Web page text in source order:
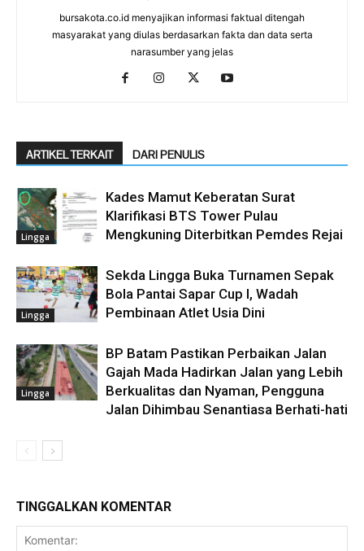
bursakota.co.id menyajikan informasi faktual ditengah
masyarakat yang diulas berdasarkan fakta dan data serta
narasumber yang jelas
ARTIKEL TERKAIT DARI PENULIS
Lingga
Kades Mamut Keberatan Surat
Klarifikasi BTS Tower Pulau
Mengkuning Diterbitkan Pemdes Rejai
Lingga
Sekda Lingga Buka Turnamen Sepak
Bola Pantai Sapar Cup I, Wadah
Pembinaan Atlet Usia Dini
Lingga
BP Batam Pastikan Perbaikan Jalan
Gajah Mada Hadirkan Jalan yang Lebih
Berkualitas dan Nyaman, Pengguna
Jalan Dihimbau Senantiasa Berhati-hati
TINGGALKAN KOMENTAR